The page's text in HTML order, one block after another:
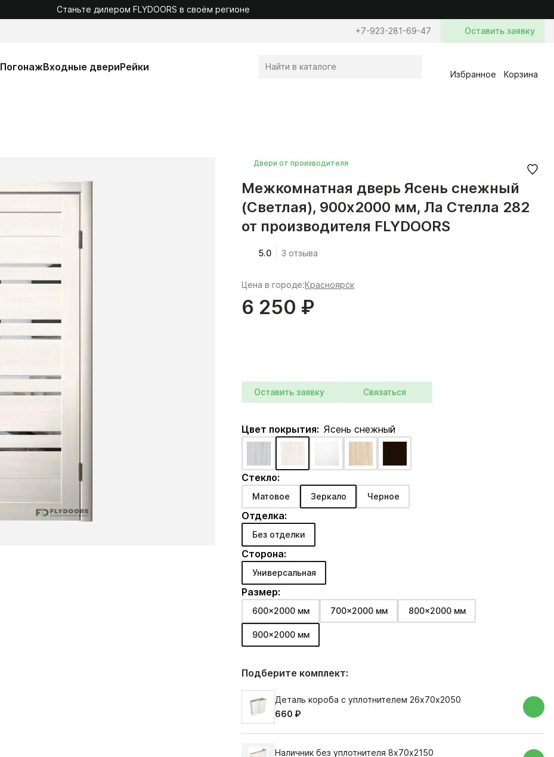
Станьте дилером FLYDOORS в своём регионе
+7-923-281-69-47 Оставить заявку
ПогонажВходные двериРейки
Избранное Корзина
Двери от производителя
Межкомнатная дверь Ясень снежный
(Светлая), 900x2000 мм, Ла Стелла 282
от производителя FLYDOORS
5.0 3 отзыва
Цена в городе:Красноярск
6 250 ₽
Оставить заявку Связаться
Цвет покрытия: Ясень снежный
Стекло:
Матовое Зеркало Черное
Отделка:
Без отделки
Сторона:
Универсальная
Размер:
600x2000 мм 700x2000 мм 800x2000 мм
900x2000 мм
Подберите комплект:
Деталь короба с уплотнителем 26х70х2050
660 ₽
Наличник без уплотнителя 8х70х2150